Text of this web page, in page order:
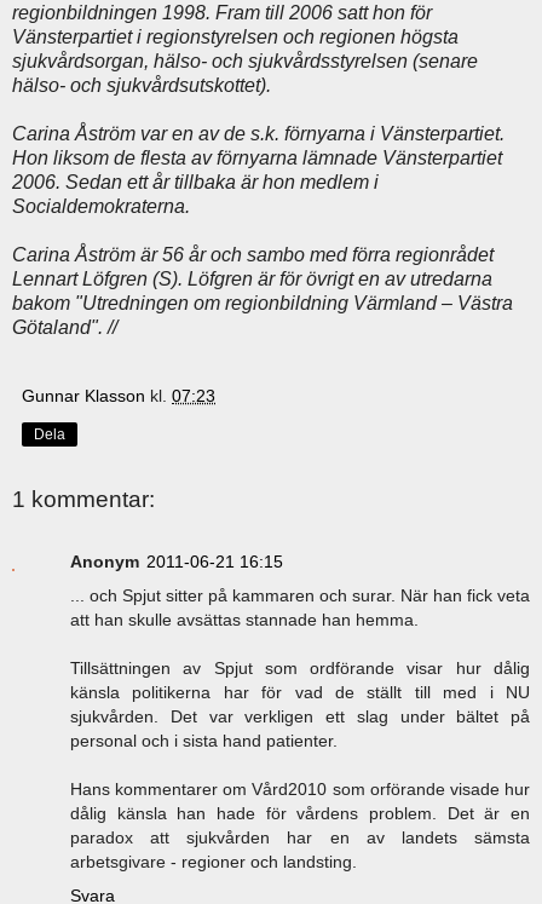
regionbildningen 1998. Fram till 2006 satt hon för
Vänsterpartiet i regionstyrelsen och regionen högsta
sjukvårdsorgan, hälso- och sjukvårdsstyrelsen (senare
hälso- och sjukvårdsutskottet).
Carina Åström var en av de s.k. förnyarna i Vänsterpartiet.
Hon liksom de flesta av förnyarna lämnade Vänsterpartiet
2006. Sedan ett år tillbaka är hon medlem i
Socialdemokraterna.
Carina Åström är 56 år och sambo med förra regionrådet
Lennart Löfgren (S). Löfgren är för övrigt en av utredarna
bakom "Utredningen om regionbildning Värmland – Västra
Götaland". //
Gunnar Klasson kl. 07:23
Dela
1 kommentar:
Anonym 2011-06-21 16:15
... och Spjut sitter på kammaren och surar. När han fick veta
att han skulle avsättas stannade han hemma.
Tillsättningen av Spjut som ordförande visar hur dålig
känsla politikerna har för vad de ställt till med i NU
sjukvården. Det var verkligen ett slag under bältet på
personal och i sista hand patienter.
Hans kommentarer om Vård2010 som orförande visade hur
dålig känsla han hade för vårdens problem. Det är en
paradox att sjukvården har en av landets sämsta
arbetsgivare - regioner och landsting.
Svara